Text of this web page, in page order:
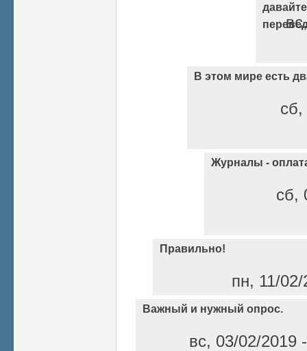
В этом мире есть
Журналы -
сб,
Правильно!
пн, 11/
Важный и нужный опрос.
вс, 03/02/